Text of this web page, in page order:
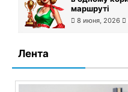
маршруті
8 июня, 2026
Лента